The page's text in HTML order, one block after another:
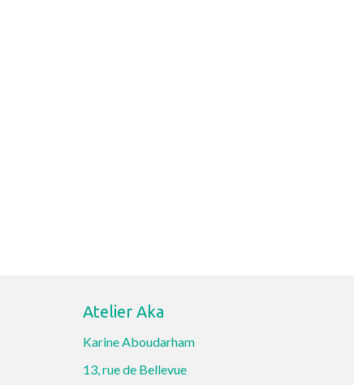
Atelier Aka
Karine Aboudarham
13, rue de Bellevue